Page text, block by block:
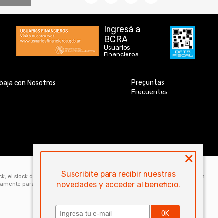
Ingresá a
BCRA
Usuarios
Financieros
con Nosotros
Preguntas
Frecuentes
×
Suscribite para recibir nuestras
novedades y acceder al beneficio.
OK
el stock disponible para la venta web de cada código es de 5 unidades. Los
para la compra online. Las especificaciones técnicas y descripciones